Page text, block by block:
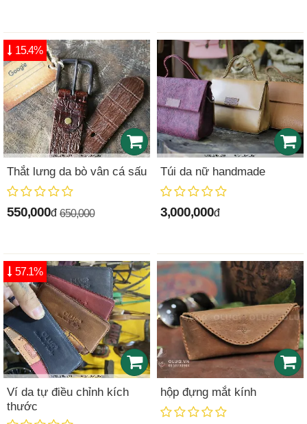
Thắt lưng da bò vân cá sấu
550,000đ 650,000
15.4%
Túi da nữ handmade
3,000,000đ
Ví da tự điều chỉnh kích
thước
57.1%
hộp đựng mắt kính